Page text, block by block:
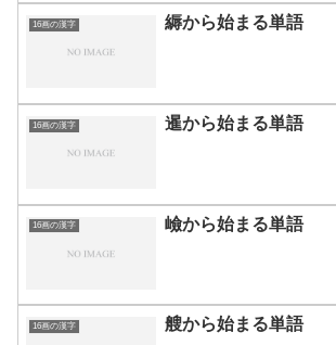
16画の漢字 縟から始まる単語
16画の漢字 暹から始まる単語
16画の漢字 嶮から始まる単語
16画の漢字 艘から始まる単語